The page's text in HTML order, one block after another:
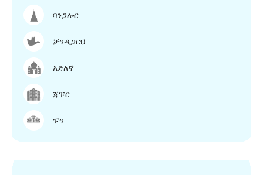
ባንጋሎር
ቻንዲጋርህ
እድለኛ
ጃፑር
ፑን